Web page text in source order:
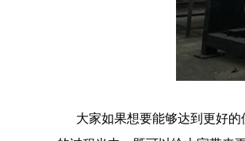
大家如果想要能够达到更好的